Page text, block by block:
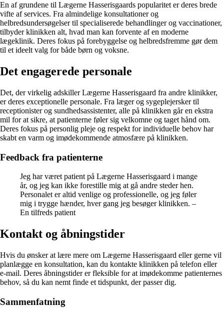
En af grundene til Lægerne Hasserisgaards popularitet er deres brede
vifte af services. Fra almindelige konsultationer og
helbredsundersøgelser til specialiserede behandlinger og vaccinationer,
tilbyder klinikken alt, hvad man kan forvente af en moderne
lægeklinik. Deres fokus på forebyggelse og helbredsfremme gør dem
til et ideelt valg for både børn og voksne.
Det engagerede personale
Det, der virkelig adskiller Lægerne Hasserisgaard fra andre klinikker,
er deres exceptionelle personale. Fra læger og sygeplejersker til
receptionister og sundhedsassistenter, alle på klinikken går en ekstra
mil for at sikre, at patienterne føler sig velkomne og taget hånd om.
Deres fokus på personlig pleje og respekt for individuelle behov har
skabt en varm og imødekommende atmosfære på klinikken.
Feedback fra patienterne
Jeg har været patient på Lægerne Hasserisgaard i mange
år, og jeg kan ikke forestille mig at gå andre steder hen.
Personalet er altid venlige og professionelle, og jeg føler
mig i trygge hænder, hver gang jeg besøger klinikken. –
En tilfreds patient
Kontakt og åbningstider
Hvis du ønsker at lære mere om Lægerne Hasserisgaard eller gerne vil
planlægge en konsultation, kan du kontakte klinikken på telefon eller
e-mail. Deres åbningstider er fleksible for at imødekomme patienternes
behov, så du kan nemt finde et tidspunkt, der passer dig.
Sammenfatning